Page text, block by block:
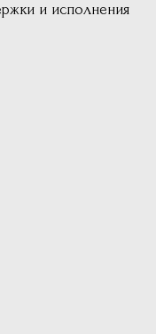
и исполнения